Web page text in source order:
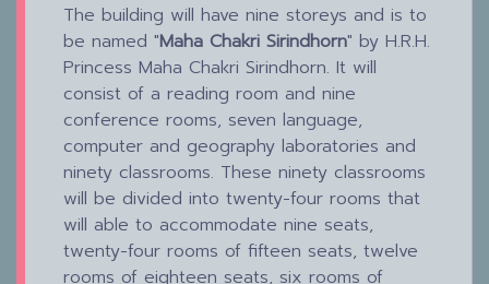
The building will have nine storeys and is to
be named "Maha Chakri Sirindhorn" by H.R.H.
Princess Maha Chakri Sirindhorn. It will
consist of a reading room and nine
conference rooms, seven language,
computer and geography laboratories and
ninety classrooms. These ninety classrooms
will be divided into twenty-four rooms that
will able to accommodate nine seats,
twenty-four rooms of fifteen seats, twelve
rooms of eighteen seats, six rooms of